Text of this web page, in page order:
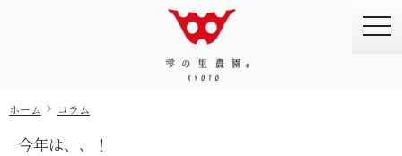
ホーム コラム
今年は、、！